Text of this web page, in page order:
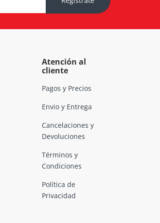
Atención al
cliente
Pagos y Precios
Envio y Entrega
Cancelaciones y
Devoluciones
Términos y
Condiciones
Política de
Privacidad